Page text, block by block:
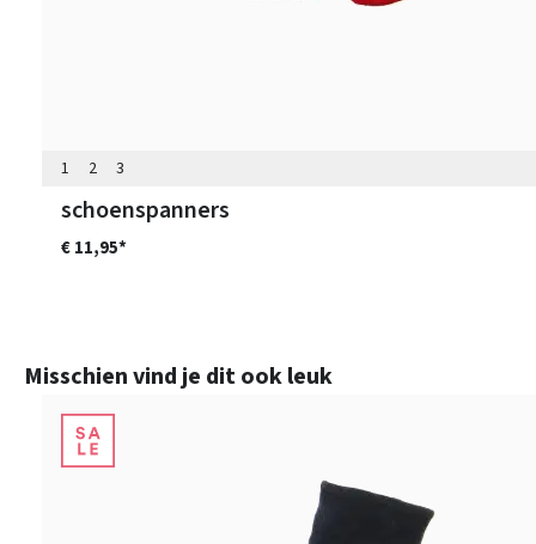
1 2 3
schoenspanners
€ 11,95*
Productgalerij overslaan
Misschien vind je dit ook leuk